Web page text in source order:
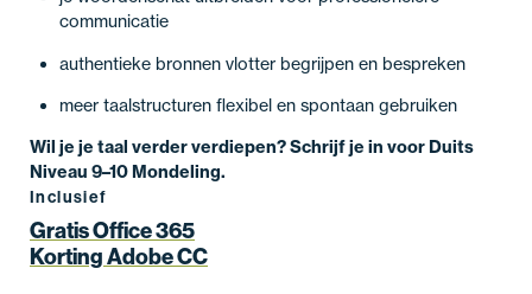
communicatie
authentieke bronnen vlotter begrijpen en bespreken
meer taalstructuren flexibel en spontaan gebruiken
Wil je je taal verder verdiepen? Schrijf je in voor Duits
Niveau 9–10 Mondeling.
Inclusief
Gratis Office 365
Korting Adobe CC